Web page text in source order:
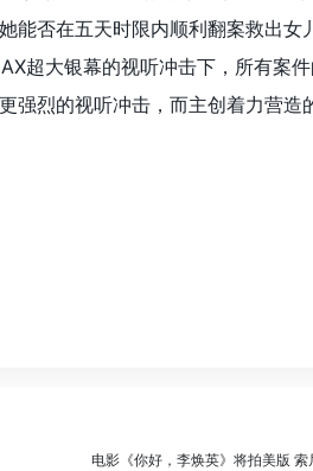
能否在五天时限内顺利翻案救出女
超大银幕的视听冲击下，所有案
强烈的视听冲击，而主创着力营造
电影《你好，李焕英》将拍美版 索